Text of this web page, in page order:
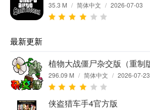
35.3 M / 简体中文 / 2026-07-03
最新更新
296.09 M / 简体中文 / 2026-07-23
侠盗猎车手4官方版